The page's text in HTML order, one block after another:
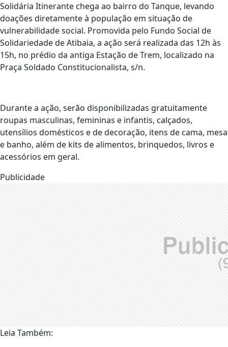
Solidária Itinerante chega ao bairro do Tanque, levando
doações diretamente à população em situação de
vulnerabilidade social. Promovida pelo Fundo Social de
Solidariedade de Atibaia, a ação será realizada das 12h às
15h, no prédio da antiga Estação de Trem, localizado na
Praça Soldado Constitucionalista, s/n.
Durante a ação, serão disponibilizadas gratuitamente
roupas masculinas, femininas e infantis, calçados,
utensílios domésticos e de decoração, itens de cama, mesa
e banho, além de kits de alimentos, brinquedos, livros e
acessórios em geral.
Publicidade
Leia Também: